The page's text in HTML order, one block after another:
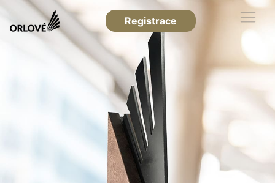
Registrace